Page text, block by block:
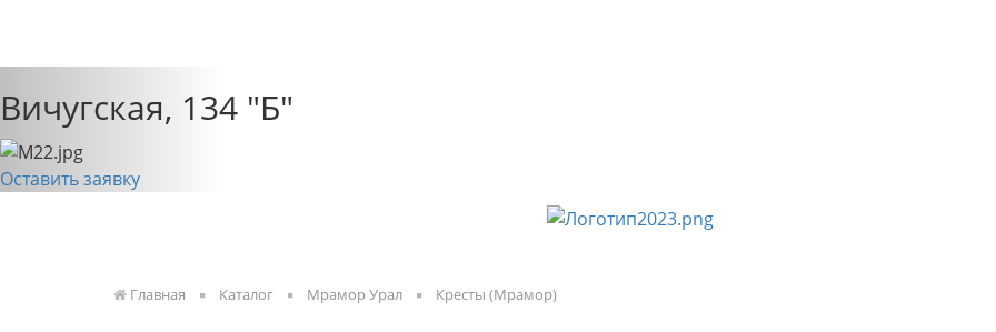
Вичугская, 134 "Б"
Оставить заявку
Главная Каталог Мрамор Урал Кресты (Мрамор)